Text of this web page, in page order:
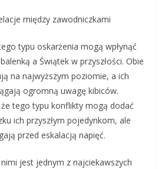
między zawodniczkami
typu oskarżenia mogą wpłynąć
a Świątek w przyszłości. Obie
na najwyższym poziomie, a ich
ogromną uwagę kibiców.
tego typu konflikty mogą dodać
ich przyszłym pojedynkom, ale
przed eskalacją napięć.
jest jednym z najciekawszych